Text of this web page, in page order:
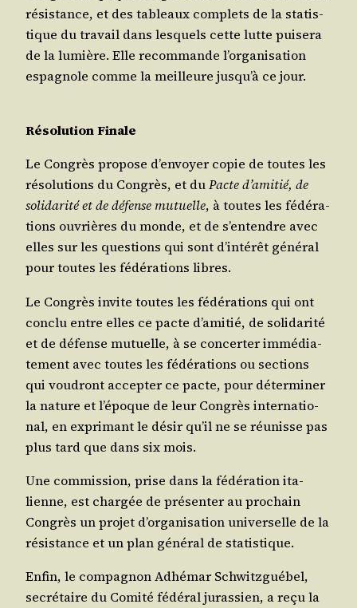
résis­tance, et des tableaux com­plets de la sta­tis­
tique du tra­vail dans les­quels cette lutte pui­se­ra
de la lumière. Elle recom­mande l’organisation
espa­gnole comme la meilleure jusqu’à ce jour.
Réso­lu­tion Finale
Le Congrès pro­pose d’envoyer copie de toutes les
réso­lu­tions du Congrès, et duPacte d’amitié, de
soli­da­ri­té et de défense mutuelle, à toutes les fédé­ra­
tions ouvrières du monde, et de s’entendre avec
elles sur les ques­tions qui sont d’intérêt géné­ral
pour toutes les fédé­ra­tions libres.
Le Congrès invite toutes les fédé­ra­tions qui ont
conclu entre elles ce pacte d’amitié, de soli­da­ri­té
et de défense mutuelle, à se concer­ter immé­dia­
te­ment avec toutes les fédé­ra­tions ou sec­tions
qui vou­dront accep­ter ce pacte, pour déter­mi­ner
la nature et l’époque de leur Congrès inter­na­tio­
nal, en expri­mant le désir qu’il ne se réunisse pas
plus tard que dans six mois.
Une com­mis­sion, prise dans la fédé­ra­tion ita­
lienne, est char­gée de pré­sen­ter au pro­chain
Congrès un pro­jet d’organisation uni­ver­selle de la
résis­tance et un plan géné­ral de statistique.
Enfin, le com­pa­gnon Adhé­mar Schwitz­gué­bel,
secré­taire du Comi­té fédé­ral juras­sien, a reçu la